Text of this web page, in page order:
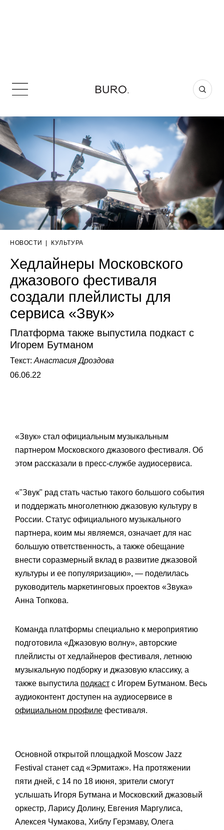
НОВОСТИ КУЛЬТУРА
Хедлайнеры Московского
джазового фестиваля
создали плейлисты для
сервиса «Звук»
Платформа также выпустила подкаст с
Игорем Бутманом
Текст: Анастасия Дроздова
06.06.22
«Звук» стал официальным музыкальным
партнером Московского джазового фестиваля. Об
этом рассказали в пресс-службе аудиосервиса.
«"Звук" рад стать частью такого большого события
и поддержать многолетнюю джазовую культуру в
России. Статус официального музыкального
партнера, коим мы являемся, означает для нас
большую ответственность, а также обещание
внести соразмерный вклад в развитие джазовой
культуры и ее популяризацию», — поделилась
руководитель маркетинговых проектов «Звука»
Анна Топкова.
Команда платформы специально к мероприятию
подготовила «Джазовую волну», авторские
плейлисты от хедлайнеров фестиваля, летнюю
музыкальную подборку и джазовую классику, а
также выпустила подкаст с Игорем Бутманом. Весь
аудиоконтент доступен на аудиосервисе в
официальном профиле фестиваля.
Основной открытой площадкой Moscow Jazz
Festival станет сад «Эрмитаж». На протяжении
пяти дней, с 14 по 18 июня, зрители смогут
услышать Игоря Бутмана и Московский джазовый
оркестр, Ларису Долину, Евгения Маргулиса,
Алексея Чумакова, Хиблу Герзмаву, Олега